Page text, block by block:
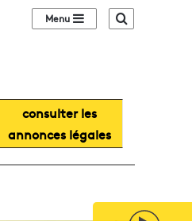
Sidebar (barre
consulter les
annonces légales